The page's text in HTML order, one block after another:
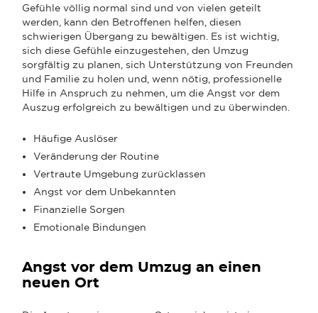
Gefühle völlig normal sind und von vielen geteilt
werden, kann den Betroffenen helfen, diesen
schwierigen Übergang zu bewältigen. Es ist wichtig,
sich diese Gefühle einzugestehen, den Umzug
sorgfältig zu planen, sich Unterstützung von Freunden
und Familie zu holen und, wenn nötig, professionelle
Hilfe in Anspruch zu nehmen, um die Angst vor dem
Auszug erfolgreich zu bewältigen und zu überwinden.
Häufige Auslöser
Veränderung der Routine
Vertraute Umgebung zurücklassen
Angst vor dem Unbekannten
Finanzielle Sorgen
Emotionale Bindungen
Angst vor dem Umzug an einen
neuen Ort